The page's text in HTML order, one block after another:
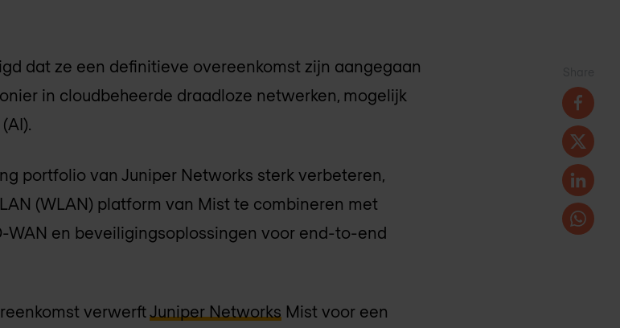
dat ze een definitieve overeenkomst zijn aangegaan
in cloudbeheerde draadloze netwerken, mogelijk
portfolio van Juniper Networks sterk verbeteren,
(WLAN) platform van Mist te combineren met
WAN en beveiligingsoplossingen voor end-to-end
verwerftJuniper Networks Mist voor een